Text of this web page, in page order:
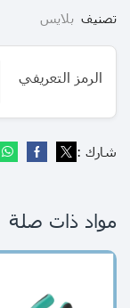
تصنيف بلايس
الرمز التعريفي
شارك :
مواد ذات صلة